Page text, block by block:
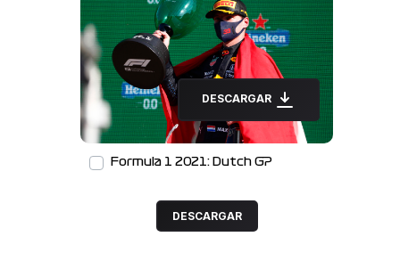
DESCARGAR
Formula 1 2021: Dutch GP
DESCARGAR